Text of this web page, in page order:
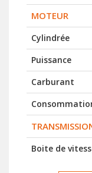
MOTEUR
Cylindrée
Puissance
Carburant
Boite de